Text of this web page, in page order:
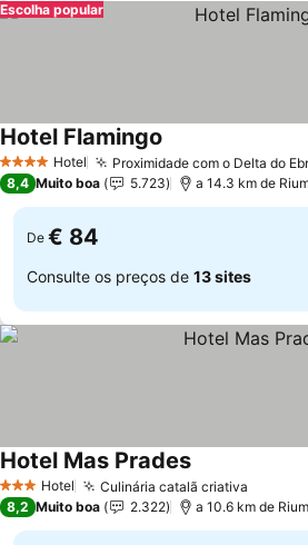
Escolha popular
4 EstrelasHotel Proximidade com o Delta do
Hotel Flamingo
8,4 Muito boa 5.723 a 14.3 km de
De € 84
Consulte os preços de 13 sites
3 EstrelasHotel Culinária catalã criativa
Hotel Mas Prades
8,2 Muito boa 2.322 a 10.6 km de